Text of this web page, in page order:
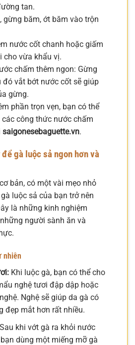
tan.
gừng băm, ớt băm vào trộn
nước cốt chanh hoặc giấm
cho vừa khẩu vị.
chấm thêm ngon: Gừng
đó vắt bớt nước cốt sẽ giúp
gừng.
phần trọn vẹn, bạn có thể
công thức nước chấm
saigonesebaguette.vn.
gà luộc sả ngon hơn và
bản, có một vài mẹo nhỏ
luộc sả của bạn trở nên
là những kinh nghiệm
người sành ăn và
nhiên
Khi luộc gà, bạn có thể cho
nghệ tươi đập dập hoặc
Nghệ sẽ giúp da gà có
đẹp mắt hơn rất nhiều.
khi vớt gà ra khỏi nước
dùng một miếng mỡ gà